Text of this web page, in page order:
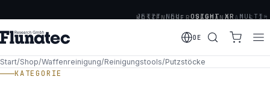
KOSTENLOSER VERSANDAB € 75
· OFFIZIELLER DISTRIBUTOR
VON OLIGHT, OSIGHT &
JETZT NEU:OSIGHT XR MULTI-
RETICLE SERIE
DE
Start/Shop/Waffenreinigung/Reinigungstools/Putzstöcke
KATEGORIE